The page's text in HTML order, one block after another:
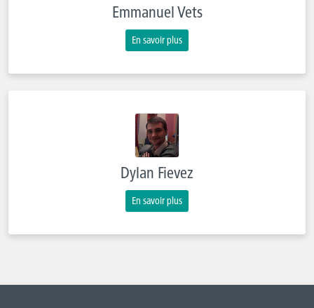
Emmanuel Vets
En savoir plus
Dylan Fievez
En savoir plus